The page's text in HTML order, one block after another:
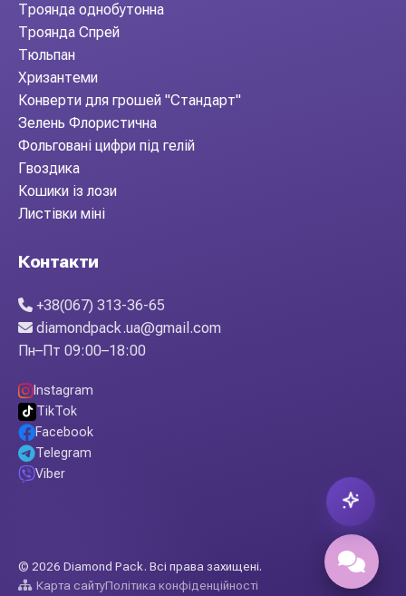
Троянда однобутонна
Троянда Спрей
Тюльпан
Хризантеми
Конверти для грошей "Стандарт"
Зелень Флористична
Фольговані цифри під гелій
Гвоздика
Кошики із лози
Листівки міні
Контакти
+38(067) 313-36-65
diamondpack.ua@gmail.com
Пн–Пт 09:00–18:00
Instagram
TikTok
Facebook
Telegram
Viber
© 2026 Diamond Pack. Всі права захищені.
Карта сайтуПолітика конфіденційності